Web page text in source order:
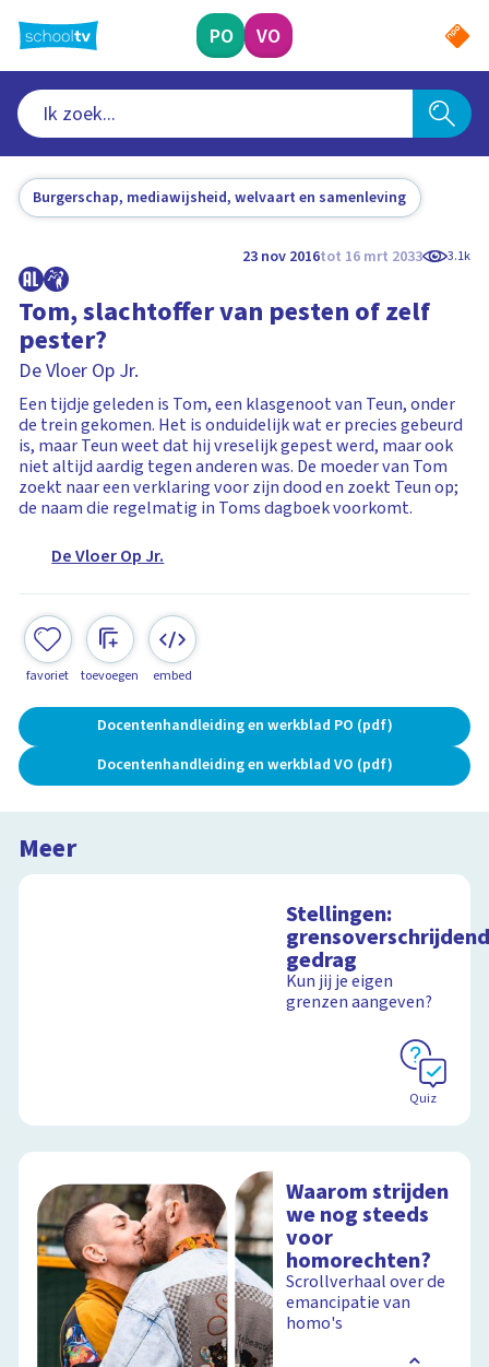
naar
hoofdinhoud
PO VO
Burgerschap, mediawijsheid, welvaart en samenleving
23 nov 2016tot 16 mrt 2033 3.1k
Tom, slachtoffer van pesten of zelf
pester?
De Vloer Op Jr.
Een tijdje geleden is Tom, een klasgenoot van Teun, onder
de trein gekomen. Het is onduidelijk wat er precies gebeurd
is, maar Teun weet dat hij vreselijk gepest werd, maar ook
niet altijd aardig tegen anderen was. De moeder van Tom
zoekt naar een verklaring voor zijn dood en zoekt Teun op;
de naam die regelmatig in Toms dagboek voorkomt.
De Vloer Op Jr.
favoriet toevoegen embed
Docentenhandleiding en werkblad PO (pdf)
Docentenhandleiding en werkblad VO (pdf)
Meer
Stellingen:
gedrag
Kun jij je eigen
grenzen aangeven?
Quiz
Waarom strijden
we nog steeds
voor
homorechten?
Scrollverhaal over de
emancipatie van
homo's